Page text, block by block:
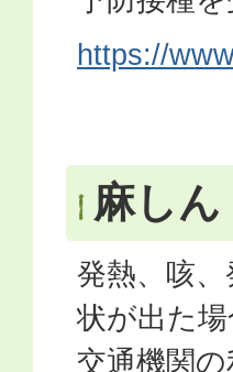
https://
麻し
発熱、咳
状が出た
交通機関